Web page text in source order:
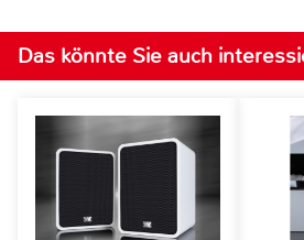
Das könnte Sie auch